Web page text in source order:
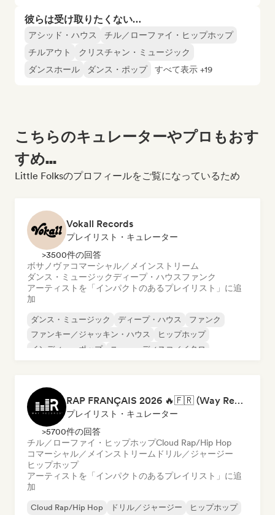
彼らは受け取りたくない…
アシッド・ハウス
チル／ローファイ・ヒップホップ
チルアウト
クリスチャン・ミュージック
ダンスホール
ダンス・ポップ すべて表示 +19
こちらのキュレーターやプロもおす
すめ...
Little Folksのプロフィールをご覧になっているため
Vokall Records
プレイリスト・キュレーター
>3500件の回答
ボサノヴァコマーシャル／メインストリーム
ダンス・ミュージックディープ・ハウスファンク
アーティストを「インパクトのあるプレイリスト」に追
加
ダンス・ミュージック ディープ・ハウス
ファンク
ファンキー／ジャッキン・ハウス
ヒップホップ
インディー・ポップ
ニュー・ディスコ／イタロ
RAP FRANÇAIS 2026 🔥🇫🇷 (Way Records)
プレイリスト・キュレーター
>5700件の回答
チル／ローファイ・ヒップホップCloud Rap/Hip Hop
コマーシャル／メインストリーム ドリル／ジャージー
ヒップホップ
アーティストを「インパクトのあるプレイリスト」に追
加
Cloud Rap/Hip Hop ドリル／ジャージー
ヒップホップ